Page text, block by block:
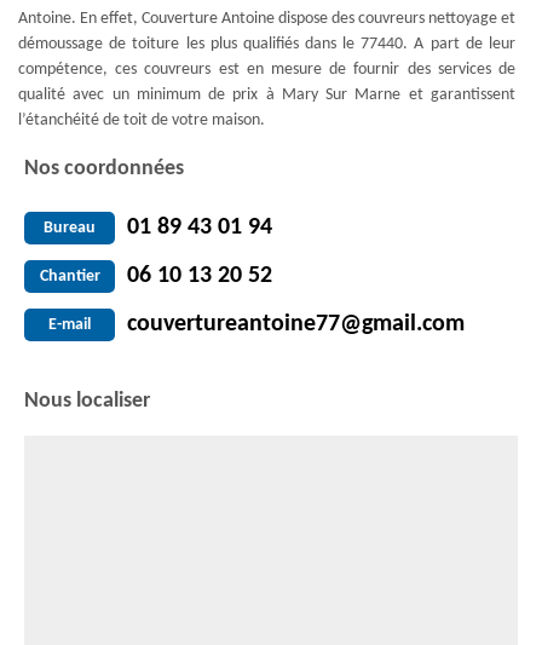
Antoine. En effet, Couverture Antoine dispose des couvreurs nettoyage et
démoussage de toiture les plus qualifiés dans le 77440. A part de leur
compétence, ces couvreurs est en mesure de fournir des services de
qualité avec un minimum de prix à Mary Sur Marne et garantissent
l’étanchéité de toit de votre maison.
Nos coordonnées
Bureau 01 89 43 01 94
Chantier 06 10 13 20 52
E-mail couvertureantoine77@gmail.com
Nous localiser